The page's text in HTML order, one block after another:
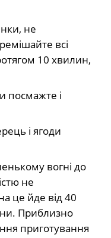
не
всі
10 хвилин,
посмажте і
і ягоди
вогні до
не
це йде від 40
Приблизно
приготування